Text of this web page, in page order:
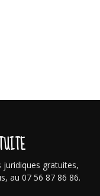
gratuites,
au 07 56 87 86 86.